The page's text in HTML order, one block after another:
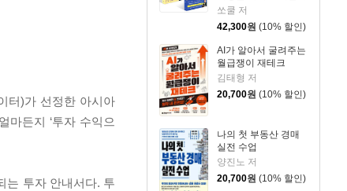
련 세트
쏘쿨 저
42,300원 (10% 할인)
AI가 알아서 굴려주는
월급쟁이 재테크
김태형 저
20,700원 (10% 할인)
나의 첫 부동산 경매
실전 수업
양진노 저
20,700원 (10% 할인)
터)가 선정한 아시아
마든지 ‘투자 수익으
는 투자 안내서다. 투